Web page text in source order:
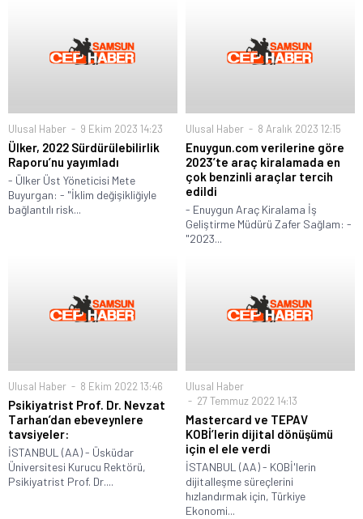
Ulusal Haber 9 Ekim 2023 14:23
Ülker, 2022 Sürdürülebilirlik
Raporu’nu yayımladı
- Ülker Üst Yöneticisi Mete
Buyurgan: - "İklim değişikliğiyle
bağlantılı risk...
Ulusal Haber 8 Aralık 2023 12:15
Enuygun.com verilerine göre
2023’te araç kiralamada en
çok benzinli araçlar tercih
edildi
- Enuygun Araç Kiralama İş
Geliştirme Müdürü Zafer Sağlam: -
"2023...
Ulusal Haber 8 Ekim 2022 13:46
Psikiyatrist Prof. Dr. Nevzat
Tarhan’dan ebeveynlere
tavsiyeler:
İSTANBUL (AA) - Üsküdar
Üniversitesi Kurucu Rektörü,
Psikiyatrist Prof. Dr....
Ulusal Haber
27 Temmuz 2022 14:13
Mastercard ve TEPAV
KOBİ’lerin dijital dönüşümü
için el ele verdi
İSTANBUL (AA) - KOBİ'lerin
dijitalleşme süreçlerini
hızlandırmak için, Türkiye
Ekonomi...